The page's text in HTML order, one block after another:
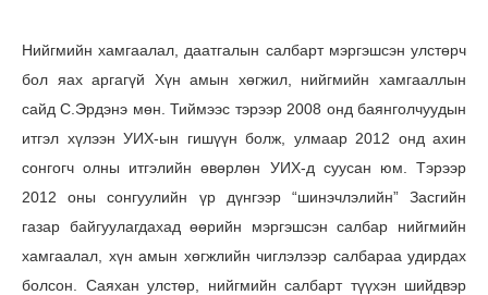
Нийгмийн хамгаалал, даатгалын салбарт мэргэшсэн улстөрч
бол яах аргагүй Хүн амын хөгжил, нийгмийн хамгааллын
сайд С.Эрдэнэ мөн. Тиймээс тэрээр 2008 онд баянголчуудын
итгэл хүлээн УИХ-ын гишүүн болж, улмаар 2012 онд ахин
сонгогч олны итгэлийн өвөрлөн УИХ-д суусан юм. Тэрээр
2012 оны сонгуулийн үр дүнгээр “шинэчлэлийн” Засгийн
газар байгуулагдахад өөрийн мэргэшсэн салбар нийгмийн
хамгаалал, хүн амын хөгжлийн чиглэлээр салбараа удирдах
болсон. Саяхан улстөр, нийгмийн салбарт түүхэн шийдвэр